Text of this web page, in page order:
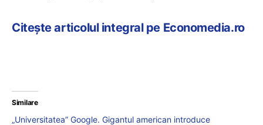
Citește articolul integral pe Economedia.ro
Similare
„Universitatea” Google. Gigantul american introduce